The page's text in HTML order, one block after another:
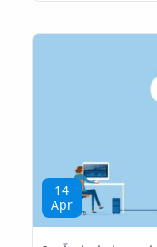
14
Apr